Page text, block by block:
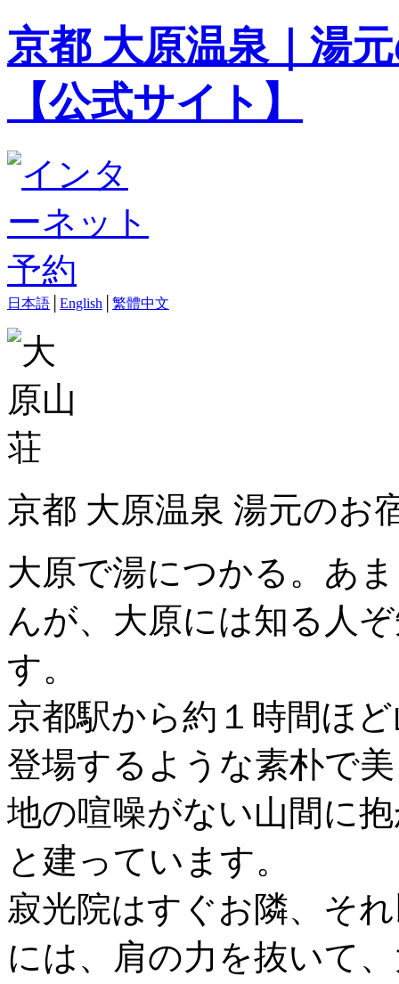
京都 大原温泉｜湯
【公式サイト】
日本語 English 繁體中文
京都 大原温泉 湯元の
大原で湯につかる。あ
んが、大原には知る人
す。
京都駅から約１時間ほ
登場するような素朴で
地の喧噪がない山間に
と建っています。
寂光院はすぐお隣、そ
には、肩の力を抜いて